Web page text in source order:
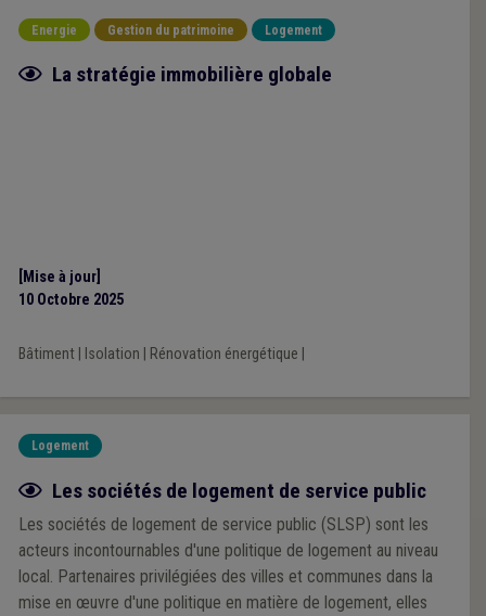
Energie Gestion du patrimoine Logement
Fiche focus
La stratégie immobilière globale
[Mise à jour]
10 Octobre 2025
Bâtiment| Isolation Rénovation énergétique
Logement
Fiche focus
Les sociétés de logement de service public
Les sociétés de logement de service public (SLSP) sont les
acteurs incontournables d'une politique de logement au niveau
local. Partenaires privilégiées des villes et communes dans la
mise en œuvre d'une politique en matière de logement, elles